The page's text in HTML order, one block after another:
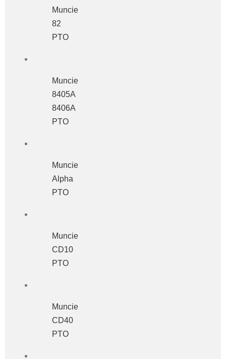
Muncie
82
PTO
Muncie
8405A
8406A
PTO
Muncie
Alpha
PTO
Muncie
CD10
PTO
Muncie
CD40
PTO